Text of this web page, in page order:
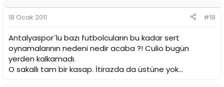
18 Ocak 2011 #18
Antalyaspor´lu bazı futbolcuların bu kadar sert
oynamalarının nedeni nedir acaba ?! Culio bugün
yerden kalkamadı.
O sakallı tam bir kasap. İtirazda da üstüne yok...